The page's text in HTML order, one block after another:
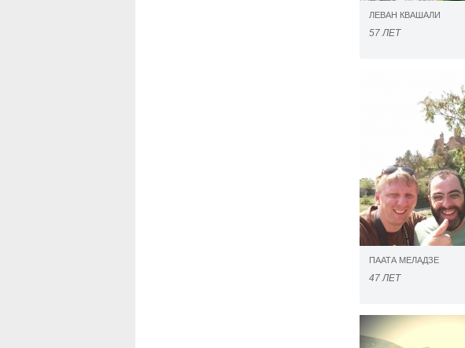
ЛЕВАН КВАШАЛИ
57 ЛЕТ
ПААТА МЕЛАДЗЕ
47 ЛЕТ